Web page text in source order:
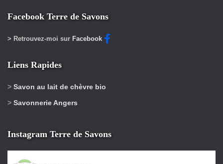
Facebook Terre de Savons
> Retrouvez-moi sur Facebook
Liens Rapides
> Savon au lait de chèvre bio
> Savonnerie Angers
Instagram Terre de Savons